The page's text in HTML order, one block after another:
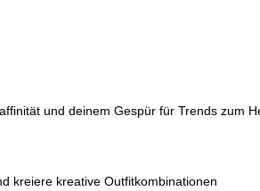
und deinem Gespür für Trends zum
kreiere kreative Outfitkombinationen